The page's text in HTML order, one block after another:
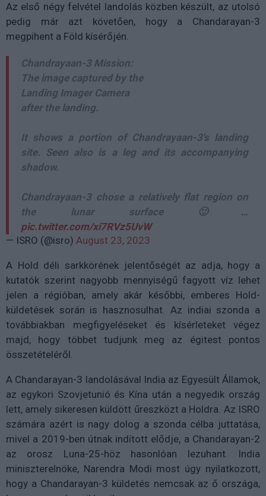
Az első négy felvétel landolás közben készült, az utolsó
pedig már azt követően, hogy a Chandarayan-3
megpihent a Föld kísérőjén.
Chandrayaan-3 Mission:
The image captured by the
Landing Imager Camera
after the landing.
It shows a portion of Chandrayaan-3's landing
site. Seen also is a leg and its accompanying
shadow.
Chandrayaan-3 chose a relatively flat region on
the lunar surface 🙂…
pic.twitter.com/xi7RVz5UvW
— ISRO (@isro) August 23, 2023
A Hold déli sarkkörének jelentőségét az adja, hogy a
kutatók szerint nagyobb mennyiségű fagyott víz lehet
jelen a régióban, amely akár későbbi, emberes Hold-
küldetések során is hasznosulhat. Az indiai szonda a
továbbiakban megfigyeléseket és kísérleteket végez
majd, hogy többet tudjunk meg az égitest pontos
összetételéről.
A Chandarayan-3 landolásával India az Egyesült Államok,
az egykori Szovjetunió és Kína után a negyedik ország
lett, amely sikeresen küldött űreszközt a Holdra. Az ISRO
számára azért is nagy dolog a szonda célba juttatása,
mivel a 2019-ben útnak indított elődje, a Chandarayan-2
az orosz Luna-25-höz hasonlóan lezuhant. India
miniszterelnöke, Narendra Modi most úgy nyilatkozott,
hogy a Chandarayan-3 küldetés nemcsak az ő országa,